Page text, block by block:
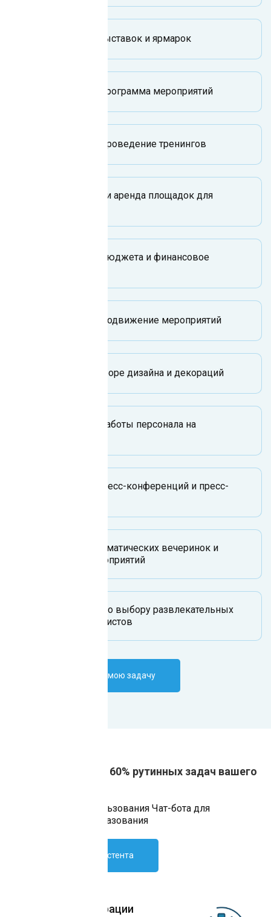
Организация выставок и ярмарок
Расписание и программа мероприятий
Подготовка и проведение тренингов
Бронирование и аренда площадок для
Определение бюджета и финансовое
Маркетинг и продвижение мероприятий
Помощь в подборе дизайна и декораций
Координация работы персонала на
Проведение пресс-конференций и пресс-
Организация тематических вечеринок и
массовых мероприятий
Консультация по выбору развлекательных
программ и артистов
Поручить ИИ-боту мою задачу
Автоматизация от 60% рутинных задач вашего
Преимущества использования Чат-бота для
мероприятий для образования
Внедрить ИИ-ассистента
Простота интеграции